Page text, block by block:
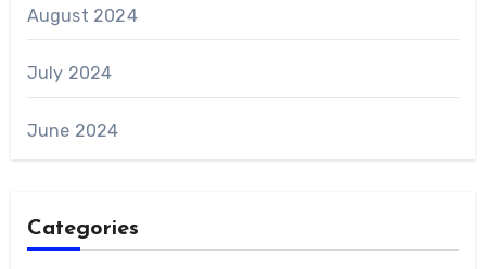
August 2024
July 2024
June 2024
Categories